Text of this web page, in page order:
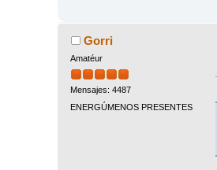
Gorri
Amatéur
Mensajes: 4487
ENERGÚMENOS PRESENTES